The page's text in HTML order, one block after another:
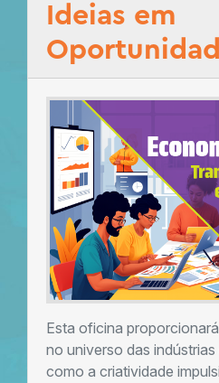
Ideias em
Esta oficina
no universo das
como a criatividade